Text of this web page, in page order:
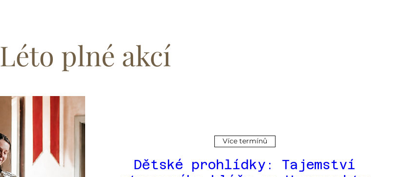
Léto plné akcí
Více termínů
Dětské prohlídky: Tajemství